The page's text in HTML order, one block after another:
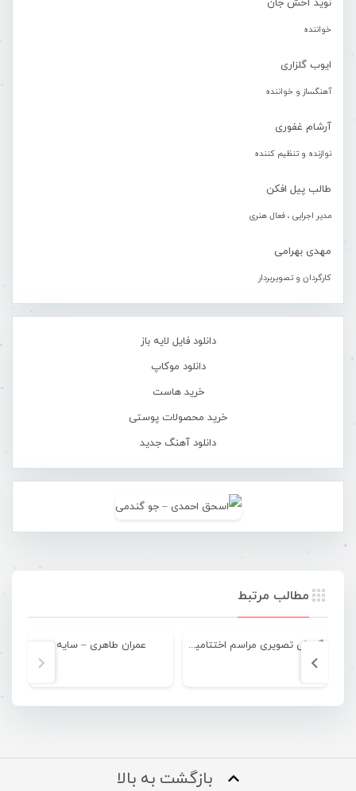
نوید آخش جان
خواننده
ایوب گلزاری
آهنگساز و خواننده
آرشام غفوری
نوازنده و تنظیم کننده
طالب پیل افکن
مدیر اجرایی ، فعال هنری
مهدی بهرامی
کارگردان و تصویربردار
دانلود فایل لایه باز
دانلود موکاپ
خرید هاست
خرید محصولات پوستی
دانلود آهنگ جدید
مطالب مرتبط
گزارش تصویری مراسم اختتامیه لیگ برتر فوتبال ساحلی بانوان عمران طاهری – سایه
بازگشت به بالا